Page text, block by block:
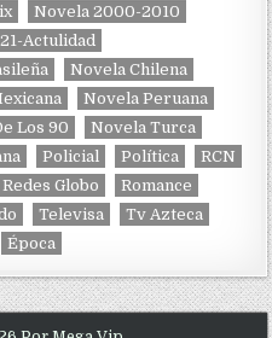
Novela 2000-2010
Actulidad
Novela Chilena
Novela Peruana
Los 90
Novela Turca
Policial Política
RCN
Redes Globo
Romance
Televisa
Tv Azteca
Época